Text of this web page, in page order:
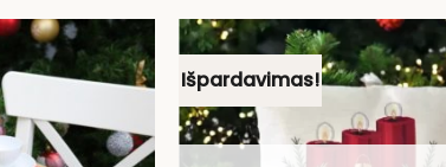
Išpardavimas!